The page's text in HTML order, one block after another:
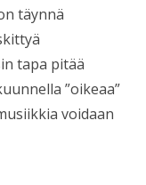
täynnä
tapa pitää
”oikeaa”
voidaan